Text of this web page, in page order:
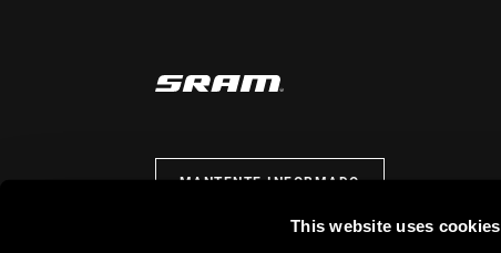
This website uses cookies
MANTENTE INFORMADO